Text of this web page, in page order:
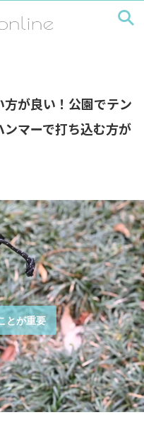
が良い！公園でテン
ンマーで打ち込む方が
とが重要